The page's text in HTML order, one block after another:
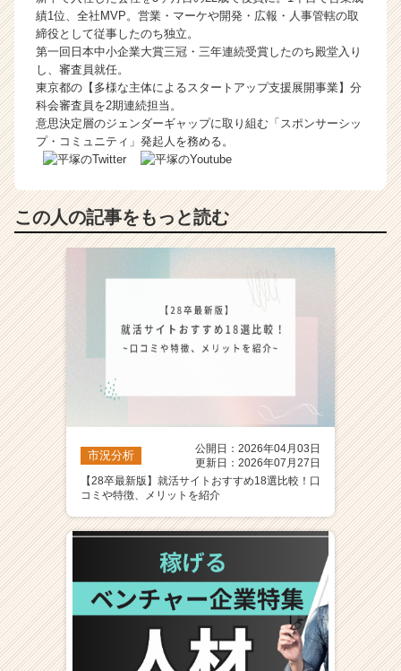
績1位、全社MVP。営業・マーケや開発・広報・人事管轄の取
締役として従事したのち独立。
第一回日本中小企業大賞三冠・三年連続受賞したのち殿堂入り
し、審査員就任。
東京都の【多様な主体によるスタートアップ支援展開事業】分
科会審査員を2期連続担当。
意思決定層のジェンダーギャップに取り組む「スポンサーシッ
プ・コミュニティ」発起人を務める。
この人の記事をもっと読む
市況分析
公開日：2026年04月03日
更新日：2026年07月27日
【28卒最新版】就活サイトおすすめ18選比較！口
コミや特徴、メリットを紹介